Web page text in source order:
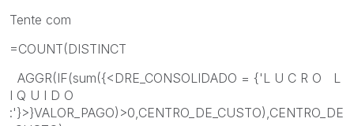
Tente com
=COUNT(DISTINCT
AGGR(IF(sum({<DRE_CONSOLIDADO = {'L U C R O L
I Q U I D O
:'}>}VALOR_PAGO)>0,CENTRO_DE_CUSTO),CENTRO_DE